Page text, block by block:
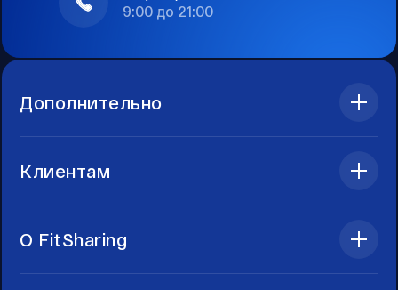
9:00 до 21:00
Дополнительно
Клиентам
О FitSharing